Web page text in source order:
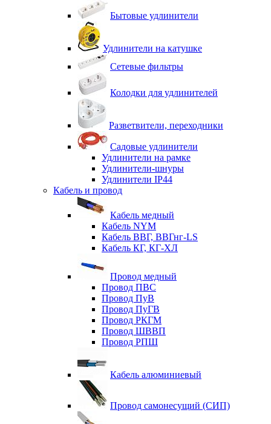
Бытовые удлинители
Удлинители на катушке
Сетевые фильтры
Колодки для удлинителей
Разветвители, переходники
Садовые удлинители
Удлинители на рамке
Удлинители-шнуры
Удлинители IP44
Кабель и провод
Кабель медный
Кабель NYM
Кабель ВВГ, ВВГнг-LS
Кабель КГ, КГ-ХЛ
Провод медный
Провод ПВС
Провод ПуВ
Провод ПуГВ
Провод РКГМ
Провод ШВВП
Провод РПШ
Кабель алюминиевый
Провод самонесущий (СИП)